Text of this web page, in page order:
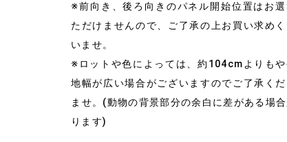
※前向き、後ろ向きのパネル開始位置はお
ただけませんので、ご了承の上お買い求めく
いませ。
※ロットや色によっては、約104cmよりもや
地幅が広い場合がございますのでご了承く
ませ。(動物の背景部分の余白に差がある場
ります)